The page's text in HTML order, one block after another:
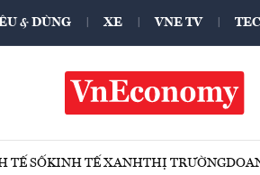
& DÙNG XE VNE TV
TẾ SỐKINH TẾ XANHTHỊ TRƯỜNG